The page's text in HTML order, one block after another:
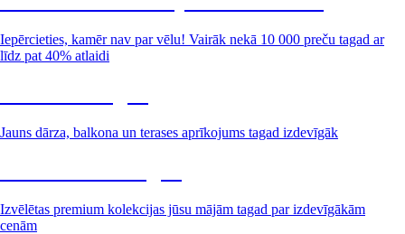
Iepērcieties, kamēr nav par vēlu! Vairāk nekā 10 000 preču tagad ar
līdz pat 40% atlaidi
Jauns dārza, balkona un terases aprīkojums tagad izdevīgāk
Izvēlētas premium kolekcijas jūsu mājām tagad par izdevīgākām
cenām